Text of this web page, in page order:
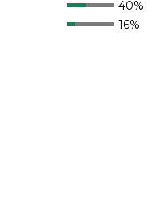
40%
16%